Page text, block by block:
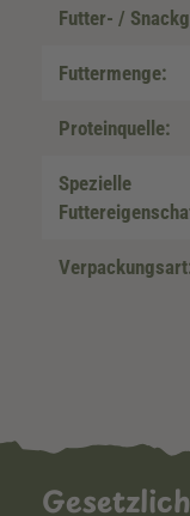
Futter- /
Futtermenge:
Proteinquelle:
Spezielle